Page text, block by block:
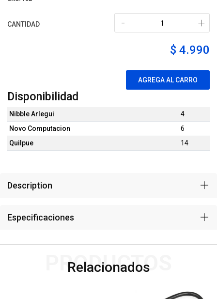
CANTIDAD +
-
$ 4.990
AGREGA AL CARRO
Disponibilidad
Nibble Arlegui
4
Novo Computacion
6
Quilpue
14
Description
Especificaciones
Relacionados
PRODUCTOS